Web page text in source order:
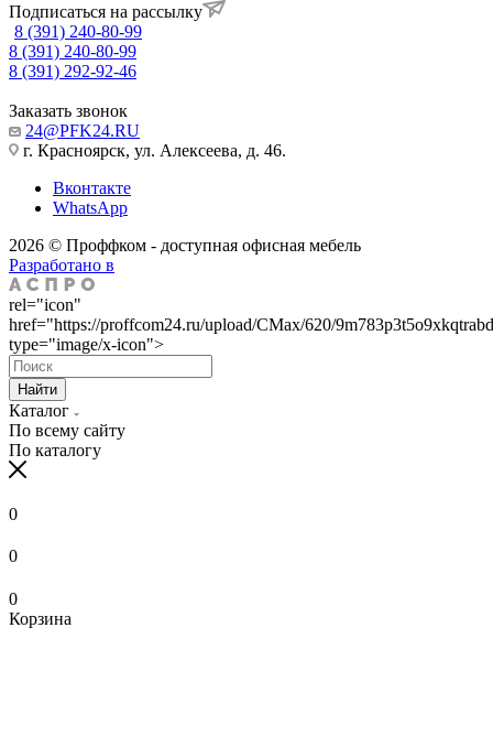
Подписаться на рассылку
8 (391) 240-80-99
8 (391) 240-80-99
8 (391) 292-92-46
Заказать звонок
24@PFK24.RU
г. Красноярск, ул. Алексеева, д. 46.
Вконтакте
WhatsApp
2026 © Проффком - доступная офисная мебель
Разработано в
rel="icon"
href="https://proffcom24.ru/upload/CMax/620/
type="image/x-icon">
Найти
Каталог
По всему сайту
По каталогу
0
0
0
Корзина